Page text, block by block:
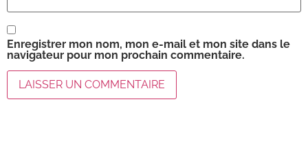
Enregistrer mon nom, mon e-mail et mon site dans le
navigateur pour mon prochain commentaire.